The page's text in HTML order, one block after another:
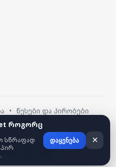
• წესები და პირობები
უფლება დაცულია.
როგორც
სწრაფად
დაყენება ✕